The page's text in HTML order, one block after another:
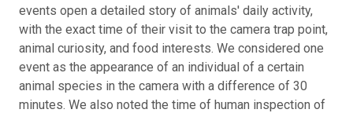
events open a detailed story of animals' daily activity,
with the exact time of their visit to the camera trap point,
animal curiosity, and food interests. We considered one
event as the appearance of an individual of a certain
animal species in the camera with a difference of 30
minutes. We also noted the time of human inspection of